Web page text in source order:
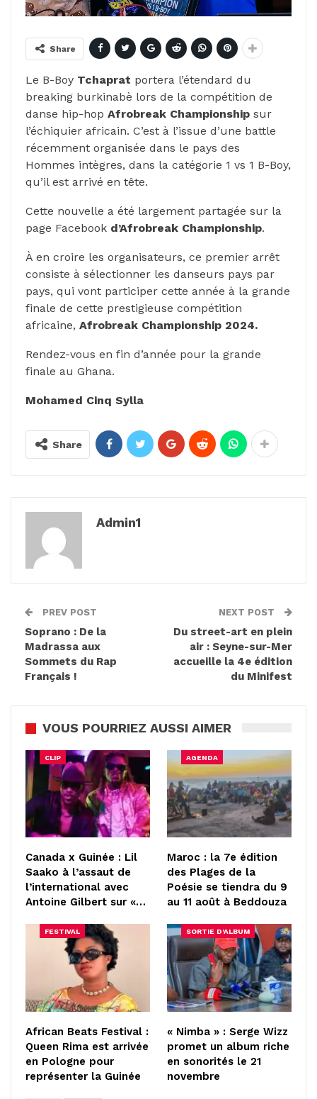
Share
Le B-Boy Tchaprat portera l’étendard du
breaking burkinabè lors de la compétition de
danse hip-hop Afrobreak Championship sur
l’échiquier africain. C’est à l’issue d’une battle
récemment organisée dans le pays des
Hommes intègres, dans la catégorie 1 vs 1 B-Boy,
qu’il est arrivé en tête.
Cette nouvelle a été largement partagée sur la
page Facebook d’Afrobreak Championship.
À en croire les organisateurs, ce premier arrêt
consiste à sélectionner les danseurs pays par
pays, qui vont participer cette année à la grande
finale de cette prestigieuse compétition
africaine, Afrobreak Championship 2024.
Rendez-vous en fin d’année pour la grande
finale au Ghana.
Mohamed Cinq Sylla
Share
Admin1
PREV POST
Soprano : De la
Madrassa aux
Sommets du Rap
Français !
NEXT POST
Du street-art en plein
air : Seyne-sur-Mer
accueille la 4e édition
du Minifest
VOUS POURRIEZ AUSSI AIMER
CLIP
Canada x Guinée : Lil
Saako à l’assaut de
l’international avec
Antoine Gilbert sur «…
AGENDA
Maroc : la 7e édition
des Plages de la
Poésie se tiendra du 9
au 11 août à Beddouza
FESTIVAL
African Beats Festival :
Queen Rima est arrivée
en Pologne pour
représenter la Guinée
SORTIE D'ALBUM
« Nimba » : Serge Wizz
promet un album riche
en sonorités le 21
novembre